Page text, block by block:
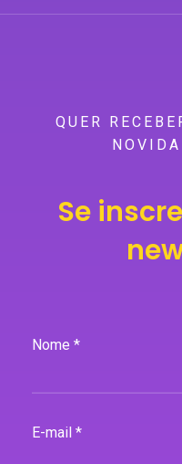
QUER
Se
Nome *
E-mail *